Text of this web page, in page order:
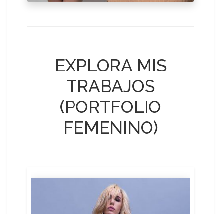
EXPLORA MIS
TRABAJOS
(PORTFOLIO
FEMENINO)